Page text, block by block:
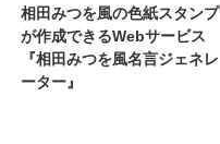
相田みつを風の色紙スタンプ
が作成できるWebサービス
『相田みつを風名言ジェネレ
ーター』